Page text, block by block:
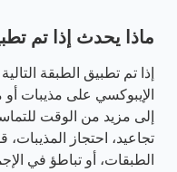
ماذا يحدث إذا تم
إذا تم تطبيق الطبقة
الإيبوكسي على مذيبات
إلى مزيد من الوقت
تجاعيد، احتجاز
الطبقات، أو تباطؤ في